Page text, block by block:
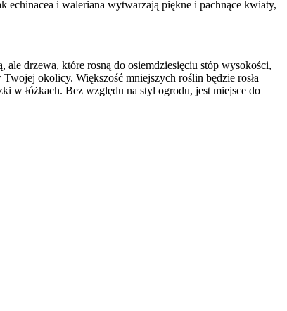
echinacea i waleriana wytwarzają piękne i pachnące kwiaty,
drzewa, które rosną do osiemdziesięciu stóp wysokości,
okolicy. Większość mniejszych roślin będzie rosła
w łóżkach. Bez względu na styl ogrodu, jest miejsce do